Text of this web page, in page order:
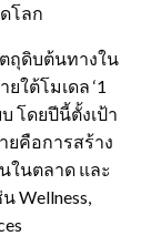
โลก
ตถุดิบต้นทางใน
ใต้โมเดล ‘1
โดยปีนี้ตั้งเป้า
ยคือการสร้าง
ในตลาด และ
Wellness,